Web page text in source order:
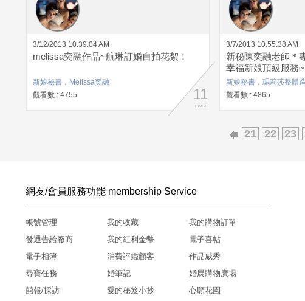
3/12/2013 10:39:04 AM
melissa奕融作品~航琳訂婚自拍花絮！
新娘秘書，Melissa奕融
觀看數 : 4755
11
more
3/7/2013 10:55:38 AM
新秘陳奕融老師＊
幸福新娘頂級服務
新娘秘書，瑪莉莎整體
觀看數 : 4865
21 22 23
網友/會員服務功能 membership Service
帳號管理 我的收藏
我的購物訂單
發通告給廠商
我的紅利金幣
電子喜帖
電子相簿
消費評鑑顧客
作品威秀
尋寶任務
婚筆記
婚展購物廣場
囍報/採訪
愛的秘笈小抄 心願花園